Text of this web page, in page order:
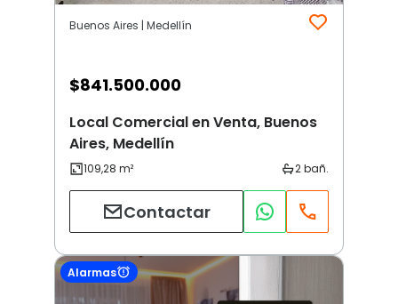
Buenos Aires | Medellín
$841.500.000
Local Comercial en Venta, Buenos
Aires, Medellín
Contactar
Alarmas